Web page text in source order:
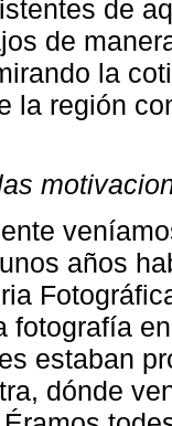
de
de
la
la región
años
fotografía
estaban
dónde